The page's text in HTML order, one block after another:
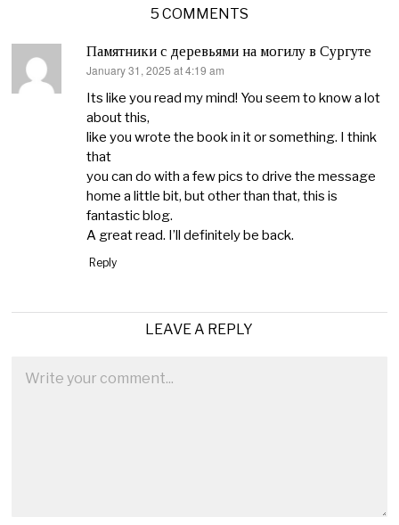
5 COMMENTS
Памятники с деревьями на могилу в Сургуте
says:
January 31, 2025 at 4:19 am
Its like you read my mind! You seem to know a lot
about this,
like you wrote the book in it or something. I think
that
you can do with a few pics to drive the message
home a little bit, but other than that, this is
fantastic blog.
A great read. I’ll definitely be back.
Reply
LEAVE A REPLY